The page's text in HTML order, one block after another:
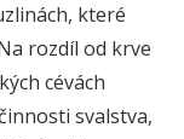
které
rozdíl od krve
cévách
svalstva,